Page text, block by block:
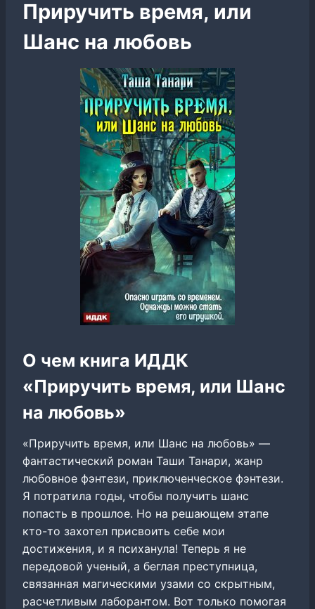
Приручить время, или
Шанс на любовь
О чем книга ИДДК
«Приручить время, или Шанс
на любовь»
«Приручить время, или Шанс на любовь» —
фантастический роман Таши Танари, жанр
любовное фэнтези, приключенческое фэнтези.
Я потратила годы, чтобы получить шанс
попасть в прошлое. Но на решающем этапе
кто-то захотел присвоить себе мои
достижения, и я психанула! Теперь я не
передовой ученый, а беглая преступница,
связанная магическими узами со скрытным,
расчетливым лаборантом. Вот только помогая